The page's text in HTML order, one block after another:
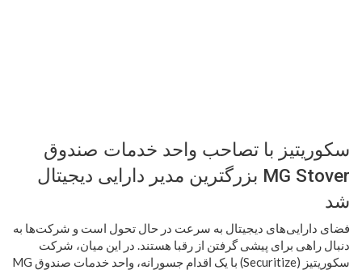
سکوریتیز با تصاحب واحد خدمات صندوق
MG Stover بزرگترین مدیر دارایی دیجیتال
شد
فضای دارایی‌های دیجیتال به سرعت در حال تحول است و شرکت‌ها به
دنبال راهی برای پیشی گرفتن از رقبا هستند. در این میان، شرکت
سکوریتیز (Securitize) با یک اقدام جسورانه، واحد خدمات صندوق MG